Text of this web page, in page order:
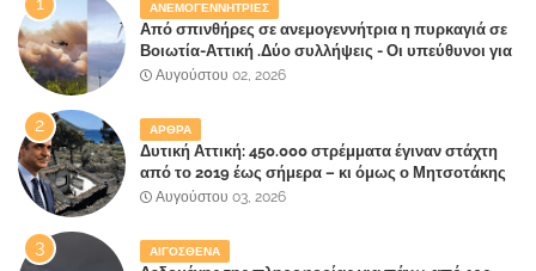
ΑΝΕΜΟΓΕΝΝΗΤΡΙΕΣ
Από σπινθήρες σε ανεμογεννήτρια η πυρκαγιά σε
Βοιωτία-Αττική .Δύο συλλήψεις - Οι υπεύθυνοι για
την λάθος διαχείριση της κατάσβεσης θα
Αυγούστου 02, 2026
ΑΡΘΡΑ
Δυτική Αττική: 450.000 στρέμματα έγιναν στάχτη
από το 2019 έως σήμερα – κι όμως ο Μητσοτάκης
έλαβε 40% και 45% στις εκλογές του 2023,ενώ 50%
Αυγούστου 03, 2026
ΑΙΓΟΣΘΕΝΑ